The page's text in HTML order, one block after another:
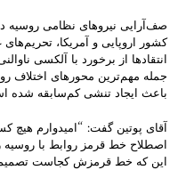
صف‌آرایی نیروهای نظامی روسیه
کشور اروپایی و آمریکا،
انتقادها از برخورد با آلکسی
جمله مهم‌ترین محورهای اختلاف
باعث ایجاد تنشی کم‌سابقه شده
آقای پوتین گفت: “امیدوارم هیچ
اصطلاح خط قرمز روابط با روسیه
این که خط قرمزش کجاست